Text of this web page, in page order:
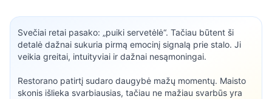
Svečiai retai pasako: „puiki servetėlė“. Tačiau būtent ši
detalė dažnai sukuria pirmą emocinį signalą prie stalo. Ji
veikia greitai, intuityviai ir dažnai nesąmoningai.
Restorano patirtį sudaro daugybė mažų momentų. Maisto
skonis išlieka svarbiausias, tačiau ne mažiau svarbūs yra